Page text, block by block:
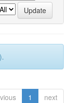
1 next